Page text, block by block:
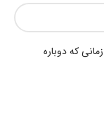
که دوباره